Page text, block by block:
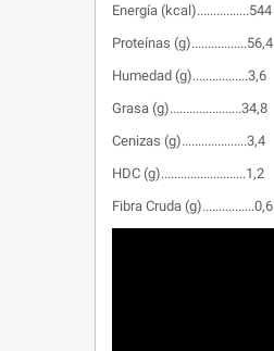
Energía (kcal)................544
Proteínas (g).................56,4
Humedad (g).................3,6
Grasa (g)......................34,8
Cenizas (g)....................3,4
HDC (g)..........................1,2
Fibra Cruda (g)................0,6